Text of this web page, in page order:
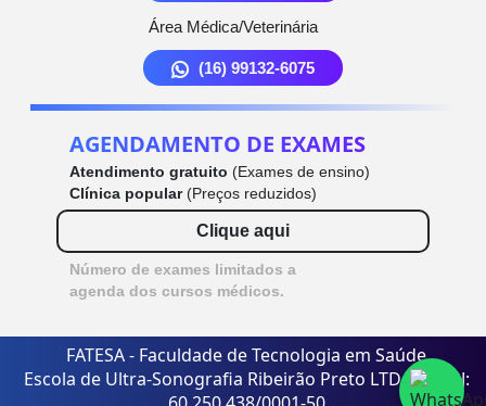
Área Médica/Veterinária
(16) 99132-6075
AGENDAMENTO DE EXAMES
Atendimento gratuito (Exames de ensino)
Clínica popular(Preços reduzidos)
Clique aqui
Número de exames limitados a
agenda dos cursos médicos.
FATESA - Faculdade de Tecnologia em Saúde
Escola de Ultra-Sonografia Ribeirão Preto LTDA - CNPJ: